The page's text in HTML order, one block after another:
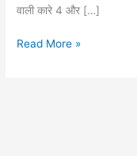
वाली कारे 4 और […]
World
Read More »